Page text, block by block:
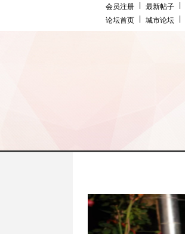
会员注册 最新帖子
论坛首页
城市论坛